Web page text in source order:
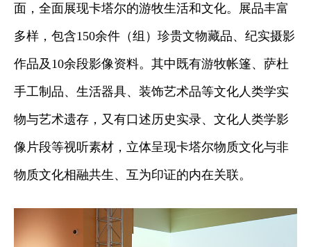
面，全面展现卡塔尔的游牧生活和文化。展品丰富
多样，包含150余件（组）珍贵文物藏品、纪实摄影
作品及10余段影像资料。其中既有游牧帐篷、萨杜
手工制品、生活器具、装饰艺术品等文化人类学实
物与艺术遗存，又有口述历史实录、文化人类学影
像片段等视听素材，立体呈现卡塔尔物质文化与非
物质文化相融共生、互为印证的内在关联。